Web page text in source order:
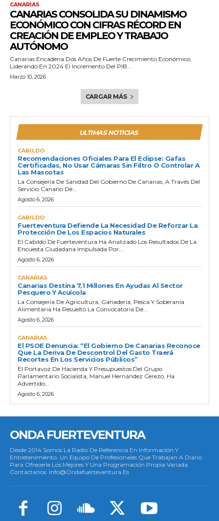
CANARIAS
CANARIAS CONSOLIDA SU DINAMISMO
ECONÓMICO CON CIFRAS RÉCORD EN
CREACIÓN DE EMPLEO Y TRABAJO
AUTÓNOMO
Canarias Encadena Dos Años De Fuerte Crecimiento Económico,
Liderando En 2024 El Incremento Del PIB...
Marzo 10, 2026
CARGAR MÁS
ULTIMAS NOTICIAS
CABILDO
Recomendaciones Oficiales Para El Eclipse: Gafas
Certificadas, No Usar Cámaras Sin Filtro O Controlar A
Las Mascotas
La Consejería De Sanidad Del Gobierno De Canarias, A Través Del
Servicio Canario De...
Agosto 6, 2026
CABILDO
Fuerteventura Defiende La Necesidad De Reforzar La
Protección De Los Espacios Naturales
El Cabildo De Fuerteventura Ha Analizado Los Resultados De La
Encuesta Ciudadana Impulsada Por...
Agosto 6, 2026
CANARIAS
Canarias Destina 7,1 Millones En Ayudas Al Sector
Pesquero Y Acuícola
La Consejería De Agricultura, Ganadería, Pesca Y Soberanía
Alimentaria Ha Resuelto La Convocatoria De...
Agosto 6, 2026
CANARIAS
El PSOE Denuncia: “El Gobierno De Canarias Reconoce
Que La Deriva De Descontrol Del Gasto Traerá
Recortes En Los Servicios Públicos”
El Portavoz De Hacienda Y Presupuestos Del Grupo
Parlamentario Socialista, Manuel Hernández Cerezo, Ha
Advertido...
Agosto 6, 2026
ONDA FUERTEVENTURA
Desde 2014 Somos La Radio De Referencia En Información Y
Entretenimiento. Un Equipo De Profesionales Que Trabajan A Diario
Para Ofrecerle Los Mejores Y Una Programación Propia Variada.
Contáctanos: Info@ondafuerteventura.es